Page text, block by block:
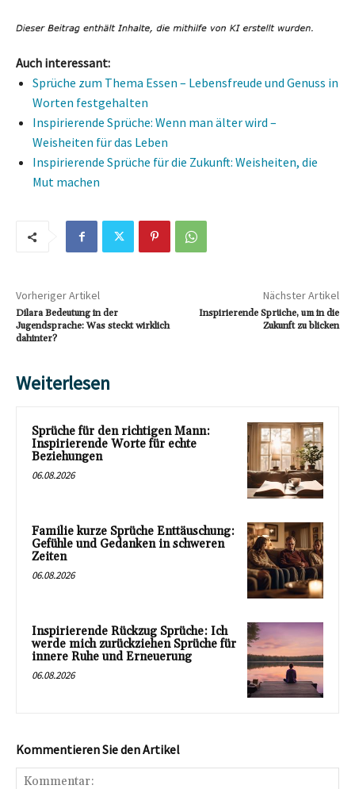
Auch interessant:
Sprüche zum Thema Essen – Lebensfreude und Genuss in
Worten festgehalten
Inspirierende Sprüche: Wenn man älter wird –
Weisheiten für das Leben
Inspirierende Sprüche für die Zukunft: Weisheiten, die
Mut machen
Vorheriger Artikel
Dilara Bedeutung in der
Jugendsprache: Was steckt wirklich
dahinter?
Nächster Artikel
Inspirierende Sprüche, um in die
Zukunft zu blicken
Weiterlesen
Sprüche für den richtigen Mann:
Inspirierende Worte für echte
Beziehungen
06.08.2026
Familie kurze Sprüche Enttäuschung:
Gefühle und Gedanken in schweren
Zeiten
06.08.2026
Inspirierende Rückzug Sprüche: Ich
werde mich zurückziehen Sprüche für
innere Ruhe und Erneuerung
06.08.2026
Kommentieren Sie den Artikel